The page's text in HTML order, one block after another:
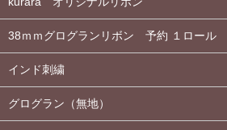
38ｍｍグログランリボン 予約 １ロール
インド刺繍
グログラン（無地）